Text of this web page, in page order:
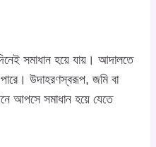
সমাধান হয়ে যায়। আদালতে
উদাহরণস্বরূপ, জমি বা
আপসে সমাধান হয়ে যেতে